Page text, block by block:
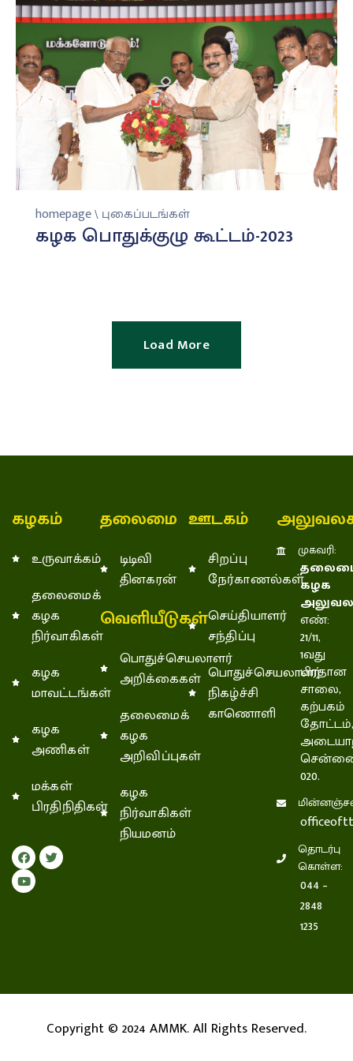
homepage \ புகைப்படங்கள்
கழக பொதுக்குழு கூட்டம்-2023
Load More
கழகம்
உருவாக்கம்
தலைமைக்
கழக
நிர்வாகிகள்
கழக
மாவட்டங்கள்
கழக
அணிகள்
மக்கள்
பிரதிநிதிகள்
தலைமை
டிடிவி
தினகரன்
வெளியீடுகள்
பொதுச்செயலாளர்
அறிக்கைகள்
தலைமைக்
கழக
அறிவிப்புகள்
கழக
நிர்வாகிகள்
நியமனம்
ஊடகம்
சிறப்பு
நேர்காணல்கள்
செய்தியாளர்
சந்திப்பு
பொதுச்செயலாளர்
நிகழ்ச்சி
காணொளி
முகவரி:
கழக
எண்:
21/11,
1வது
பிரதான
சாலை,
கற்பகம்
தோட்டம்,
020.
தொடர்பு
கொள்ள:
044 –
2848
1235
Copyright © 2024 AMMK. All Rights Reserved.